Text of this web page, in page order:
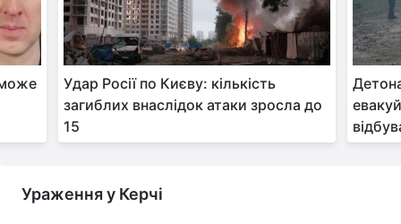
може
Удар Росії по Києву: кількість
загиблих внаслідок атаки зросла до
15
Ураження у Керчі